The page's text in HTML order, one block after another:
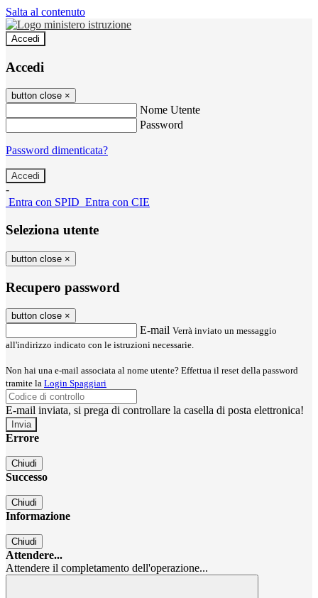
Salta al contenuto
Accedi
Accedi
button close ×
Nome Utente
Password
Password dimenticata?
-
Entra con SPID Entra con CIE
Seleziona utente
button close ×
Recupero password
button close ×
E-mail Verrà inviato un messaggio
all'indirizzo indicato con le istruzioni necessarie.
Non hai una e-mail associata al nome utente? Effettua il reset della password
tramite la Login Spaggiari
E-mail inviata, si prega di controllare la casella di posta elettronica!
Errore
Chiudi
Successo
Chiudi
Informazione
Chiudi
Attendere...
Attendere il completamento dell'operazione...